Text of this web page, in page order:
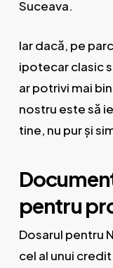
Suceava.
Iar dacă, pe
ipotecar clasic
ar potrivi mai
nostru este să
tine, nu pur și
pentru
Dosarul pentru
cel al unui